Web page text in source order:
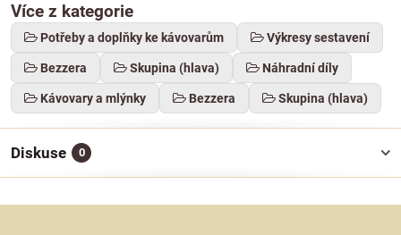
Více z kategorie
Potřeby a doplňky ke kávovarům Výkresy sestavení
Bezzera Skupina (hlava) Náhradní díly
Kávovary a mlýnky Bezzera Skupina (hlava)
Diskuse 0